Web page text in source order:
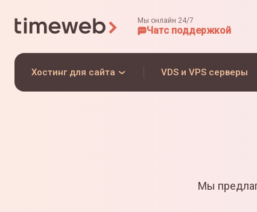
Мы онлайн 24/7
Чатс поддержкой
Хостинг для сайта VDS и VPS серверы
Мы